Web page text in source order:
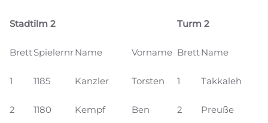
Stadtilm 2 Turm 2
Brett SpielernrName Vorname Brett Name
1 1185 Kanzler Torsten 1 Takkaleh
2 1180 Kempf Ben 2 Preuße